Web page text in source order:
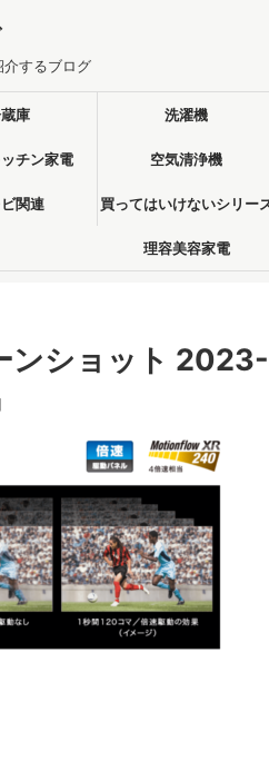
するブログ
庫 洗濯機
チン家電 空気清浄機
関連 買ってはいけないシリー
理容美容家電
ンショット